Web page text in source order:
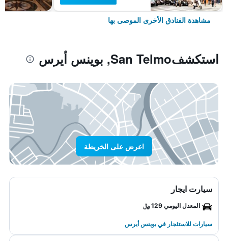
مشاهدة الفنادق الأخرى الموصى بها
استكشفSan Telmo, بوينس أيرس
اعرض على الخريطة
سيارت ايجار
المعدل اليومي 129 ﷼
سيارات للاستئجار في بوينس أيرس